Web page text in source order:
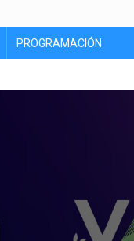
PROGRAMACIÓN